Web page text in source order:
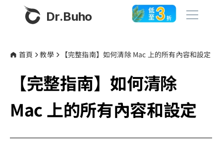
Dr.Buho
產品
BuhoCleaner
BuhoUnlocker
BuhoRepair
商店
首頁 教學 【完整指南】如何清除 Mac 上的所有內容和設定
【完整指南】如何清除
Mac 上的所有內容和設定